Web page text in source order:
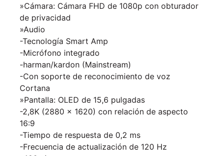
»Cámara: Cámara FHD de 1080p con obturador
de privacidad
»Audio
-Tecnología Smart Amp
-Micrófono integrado
-harman/kardon (Mainstream)
-Con soporte de reconocimiento de voz
Cortana
»Pantalla: OLED de 15,6 pulgadas
-2,8K (2880 x 1620) con relación de aspecto
16:9
-Tiempo de respuesta de 0,2 ms
-Frecuencia de actualización de 120 Hz